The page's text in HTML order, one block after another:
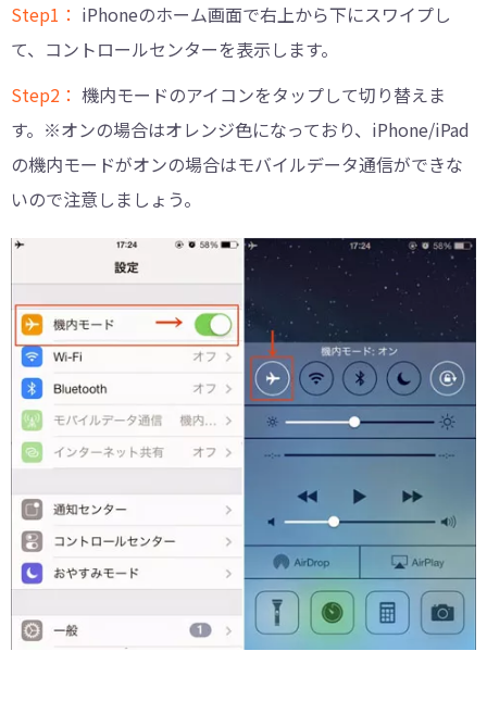
Step1： iPhoneのホーム画面で右上から下にスワイプし
て、コントロールセンターを表示します。
Step2： 機内モードのアイコンをタップして切り替えま
す。※オンの場合はオレンジ色になっており、iPhone/iPad
の機内モードがオンの場合はモバイルデータ通信ができな
いので注意しましょう。